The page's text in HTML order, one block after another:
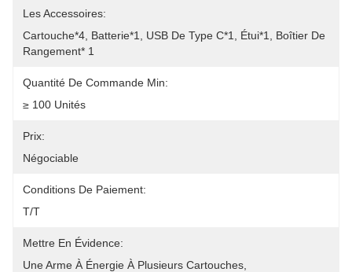
Les Accessoires:
Cartouche*4, Batterie*1, USB De Type C*1, Étui*1, Boîtier De
Rangement* 1
Quantité De Commande Min:
≥ 100 Unités
Prix:
Négociable
Conditions De Paiement:
T/T
Mettre En Évidence:
Une Arme À Énergie À Plusieurs Cartouches